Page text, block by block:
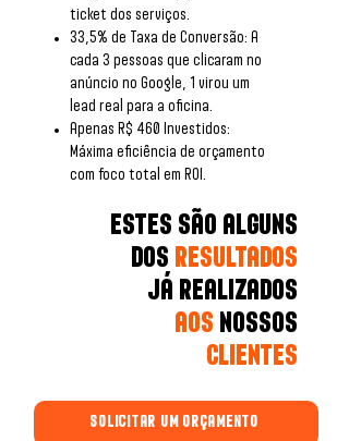
ticket dos serviços.
33,5% de Taxa de Conversão: A
cada 3 pessoas que clicaram no
anúncio no Google, 1 virou um
lead real para a oficina.
Apenas R$ 460 Investidos:
Máxima eficiência de orçamento
com foco total em ROI.
​˜
ESTES SAO ALGUNS
DOS RESULTADOS
JÁ REALIZADOS
AOS NOSSOS
CLIENTES
SOLICITAR UM ORÇAMENTO